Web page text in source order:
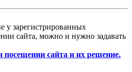
у зарегистрированных
сайта, можно и нужно задавать
сайта и их решение.